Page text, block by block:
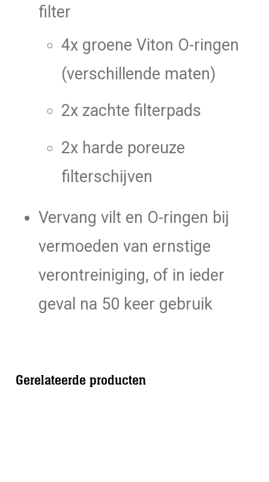
filter
4x groene Viton O-ringen
(verschillende maten)
2x zachte filterpads
2x harde poreuze
filterschijven
Vervang vilt en O-ringen bij
vermoeden van ernstige
verontreiniging, of in ieder
geval na 50 keer gebruik
Gerelateerde producten